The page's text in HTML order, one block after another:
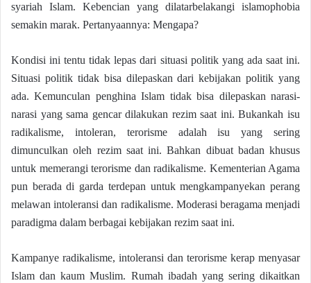
syariah Islam. Kebencian yang dilatarbelakangi islamophobia
semakin marak. Pertanyaannya: Mengapa?
Kondisi ini tentu tidak lepas dari situasi politik yang ada saat ini.
Situasi politik tidak bisa dilepaskan dari kebijakan politik yang
ada. Kemunculan penghina Islam tidak bisa dilepaskan narasi-
narasi yang sama gencar dilakukan rezim saat ini. Bukankah isu
radikalisme, intoleran, terorisme adalah isu yang sering
dimunculkan oleh rezim saat ini. Bahkan dibuat badan khusus
untuk memerangi terorisme dan radikalisme. Kementerian Agama
pun berada di garda terdepan untuk mengkampanyekan perang
melawan intoleransi dan radikalisme. Moderasi beragama menjadi
paradigma dalam berbagai kebijakan rezim saat ini.
Kampanye radikalisme, intoleransi dan terorisme kerap menyasar
Islam dan kaum Muslim. Rumah ibadah yang sering dikaitkan